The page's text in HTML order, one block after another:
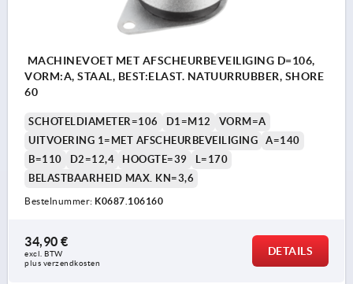
MACHINEVOET MET AFSCHEURBEVEILIGING D=106,
VORM:A, STAAL, BEST:ELAST. NATUURRUBBER, SHORE
60
SCHOTELDIAMETER=106 D1=M12
VORM=A
UITVOERING 1=MET AFSCHEURBEVEILIGING
A=140
B=110
D2=12,4 HOOGTE=39
L=170
BELASTBAARHEID MAX. KN=3,6
Bestelnummer: K0687.106160
34,90 €
excl. BTW
plus verzendkosten
DETAILS